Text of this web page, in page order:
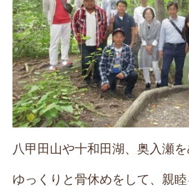
八甲田山や十和田湖、奥入瀬を
ゆっくりと骨休めをして、親睦